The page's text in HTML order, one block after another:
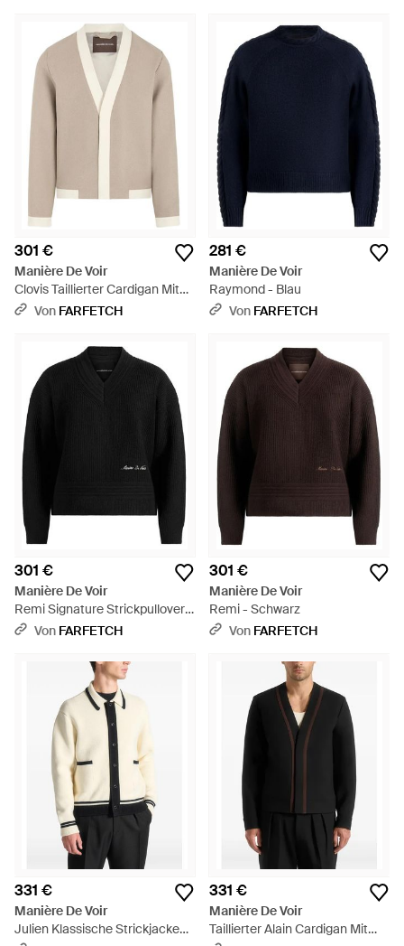
301 €
Manière De Voir
Clovis Taillierter Cardigan Mit
Kontrastleiste - Natur
Von FARFETCH
281 €
Manière De Voir
Raymond - Blau
Von FARFETCH
301 €
Manière De Voir
Remi Signature Strickpullover -
Schwarz
Von FARFETCH
301 €
Manière De Voir
Remi - Schwarz
Von FARFETCH
331 €
Manière De Voir
Julien Klassische Strickjacke
331 €
Manière De Voir
Taillierter Alain Cardigan Mit